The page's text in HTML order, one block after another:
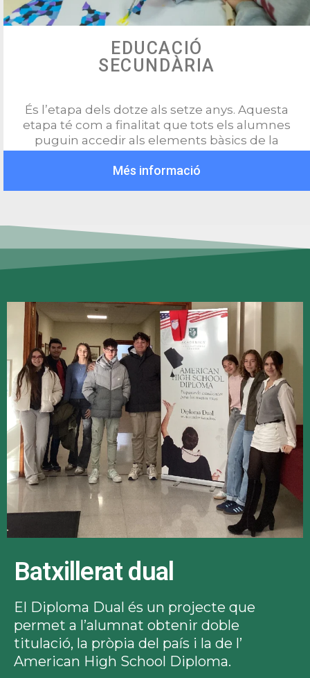
EDUCACIÓ
SECUNDÀRIA
És l’etapa dels dotze als setze anys. Aquesta
etapa té com a finalitat que tots els alumnes
puguin accedir als elements bàsics de la
Més informació
Batxillerat dual
El Diploma Dual és un projecte que
permet a l’alumnat obtenir doble
titulació, la pròpia del país i la de l’
American High School Diploma.